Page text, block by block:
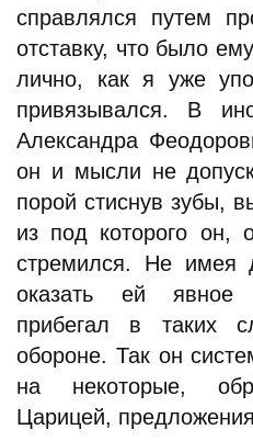
справлялся путем
отставку, что было
лично, как я уже
привязывался. В
Александра
он и мысли не
порой стиснув зубы,
из под которого он,
стремился. Не имея
оказать ей явное
прибегал в таких
обороне. Так он
на некоторые,
Царицей,